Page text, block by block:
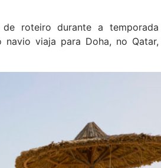
roteiro durante a temporada
viaja para Doha, no Qatar,